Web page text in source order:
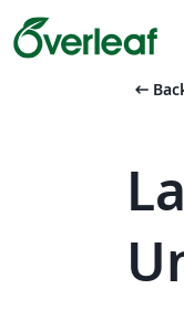
arrow_left_alt